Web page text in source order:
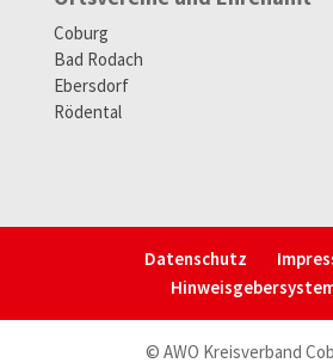
Coburg
Bad Rodach
Ebersdorf
Rödental
Datenschutz
© AWO Kreisverband